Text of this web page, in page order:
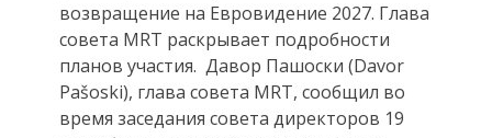
возвращение на Евровидение 2027. Глава
совета MRT раскрывает подробности
планов участия. Давор Пашоски (Davor
Pašoski), глава совета MRT, сообщил во
время заседания совета директоров 19